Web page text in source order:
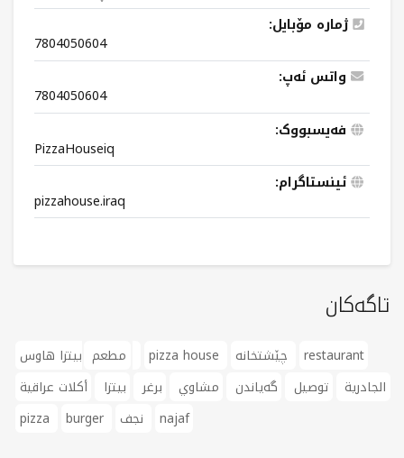
ژمارە مۆبایل:
7804050604
واتس ئەپ:
7804050604
فەیسبووک:
PizzaHouseiq
ئینستاگرام:
pizzahouse.iraq
تاگەکان
مطعم pizza house
restaurant
الجادرية
توصيل گەیاندن مشاوي برغر بيتزا
أكلات عراقية
pizza
burger najaf